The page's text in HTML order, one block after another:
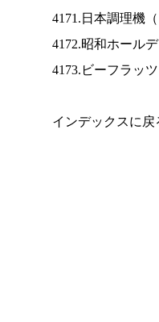
4171.日本調理機（
4172.昭和ホール
4173.ビーフラッ
インデックスに戻